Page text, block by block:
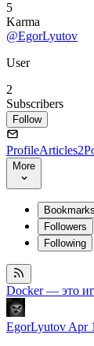
5
Karma
@EgorLyutov
User
2
Subscribers
Follow
ProfileArticles2
More
Bookmarks
Followers
Following
Docker — это
EgorLyutov Apr